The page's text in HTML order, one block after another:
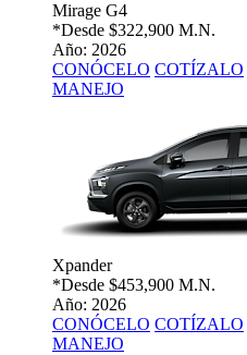
Mirage G4
*Desde $322,900 M.N.
Año: 2026
CONÓCELO COTÍZALO
MANEJO
Xpander
*Desde $453,900 M.N.
Año: 2026
CONÓCELO COTÍZALO
MANEJO